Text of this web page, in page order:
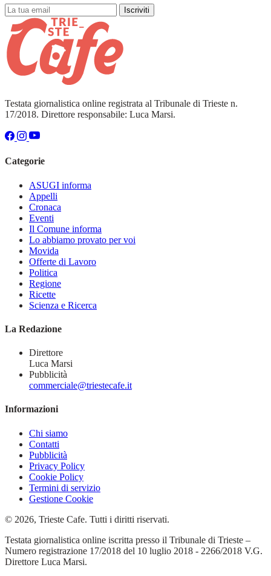
Iscriviti
Testata giornalistica online registrata al Tribunale di Trieste n.
17/2018. Direttore responsabile: Luca Marsi.
Categorie
ASUGI informa
Appelli
Cronaca
Eventi
Il Comune informa
Lo abbiamo provato per voi
Movida
Offerte di Lavoro
Politica
Regione
Ricette
Scienza e Ricerca
La Redazione
Direttore
Luca Marsi
Pubblicità
commerciale@triestecafe.it
Informazioni
Chi siamo
Contatti
Pubblicità
Privacy Policy
Cookie Policy
Termini di servizio
Gestione Cookie
© 2026, Trieste Cafe. Tutti i diritti riservati.
Testata giornalistica online iscritta presso il Tribunale di Trieste –
Numero registrazione 17/2018 del 10 luglio 2018 - 2266/2018 V.G.
Direttore Luca Marsi.